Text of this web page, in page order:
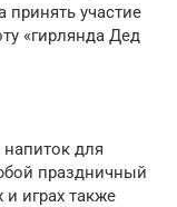
участие
«гирлянда Дед
для
праздничный
играх также